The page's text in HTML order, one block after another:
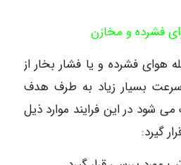
هوای فشرده و یا فشار بخار از
بسیار زیاد به طرف هدف
شود در این فرایند موارد ذیل
گیرد: